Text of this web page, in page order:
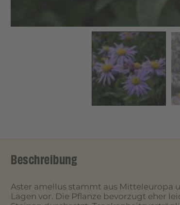
Beschreibung
Aster amellus stammt aus Mitteleuropa
Lagen vor. Die Pflanze bevorzugt eher